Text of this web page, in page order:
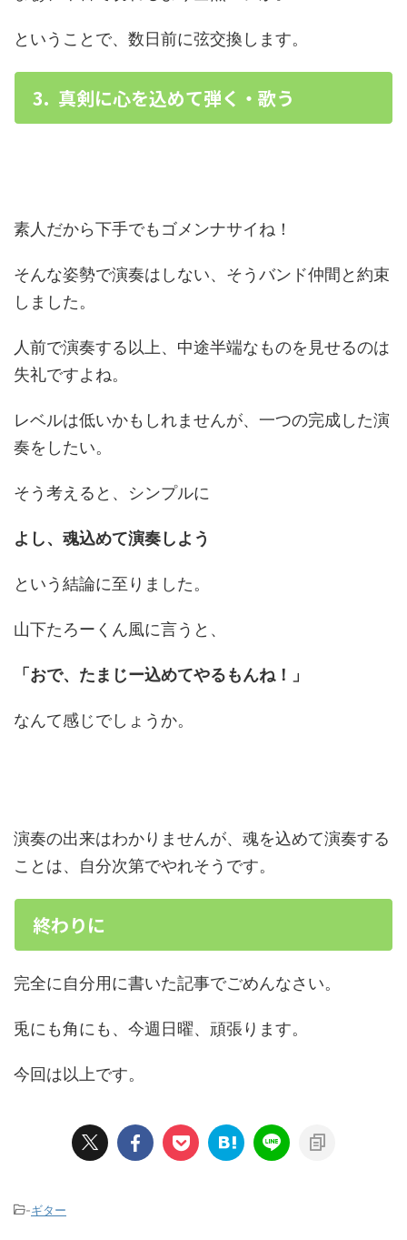
ということで、数日前に弦交換します。
3. 真剣に心を込めて弾く・歌う
素人だから下手でもゴメンナサイね！
そんな姿勢で演奏はしない、そうバンド仲間と約束
しました。
人前で演奏する以上、中途半端なものを見せるのは
失礼ですよね。
レベルは低いかもしれませんが、一つの完成した演
奏をしたい。
そう考えると、シンプルに
よし、魂込めて演奏しよう
という結論に至りました。
山下たろーくん風に言うと、
「おで、たまじー込めてやるもんね！」
なんて感じでしょうか。
演奏の出来はわかりませんが、魂を込めて演奏する
ことは、自分次第でやれそうです。
終わりに
完全に自分用に書いた記事でごめんなさい。
兎にも角にも、今週日曜、頑張ります。
今回は以上です。
-ギター